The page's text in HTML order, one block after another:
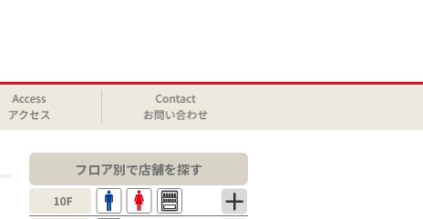
フロア別で店舗を探す